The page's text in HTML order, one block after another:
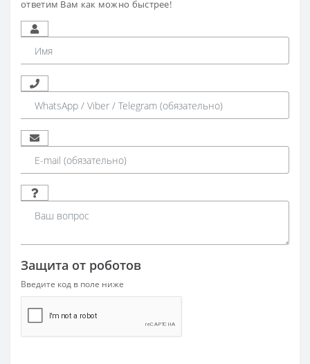
ответим Вам как можно быстрее!
Защита от роботов
Введите код в поле ниже